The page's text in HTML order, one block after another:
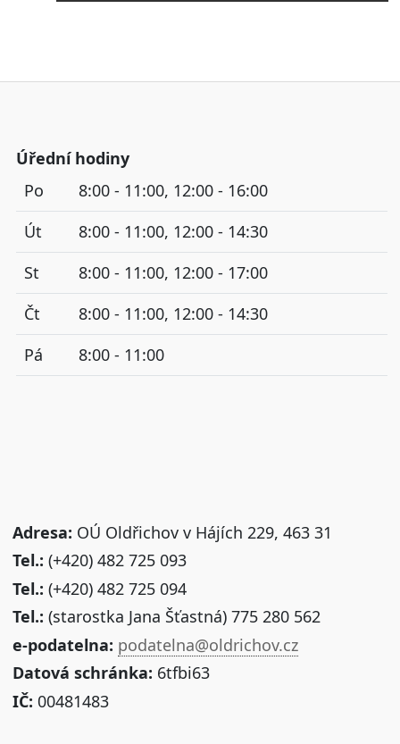
Úřední hodiny
Po
8:00 - 11:00, 12:00 - 16:00
Út
8:00 - 11:00, 12:00 - 14:30
St
8:00 - 11:00, 12:00 - 17:00
Čt
8:00 - 11:00, 12:00 - 14:30
Pá
8:00 - 11:00
Adresa: OÚ Oldřichov v Hájích 229, 463 31
Tel.: (+420) 482 725 093
Tel.: (+420) 482 725 094
Tel.: (starostka Jana Šťastná) 775 280 562
e-podatelna: podatelna@oldrichov.cz
Datová schránka: 6tfbi63
IČ: 00481483